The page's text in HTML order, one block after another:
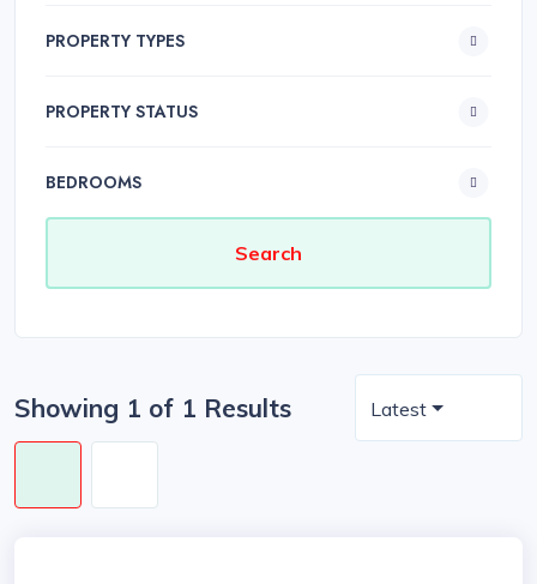
PROPERTY TYPES
PROPERTY STATUS
BEDROOMS
Showing 1 of 1 Results Latest